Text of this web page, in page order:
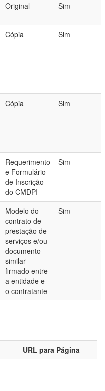
Original Sim
Cópia Sim
Cópia Sim
Requerimento
e Formulário
de Inscrição
do CMDPI
Sim
Modelo do
contrato de
prestação de
serviços e/ou
documento
similar
firmado entre
a entidade e
o contratante
Sim
URL para Página